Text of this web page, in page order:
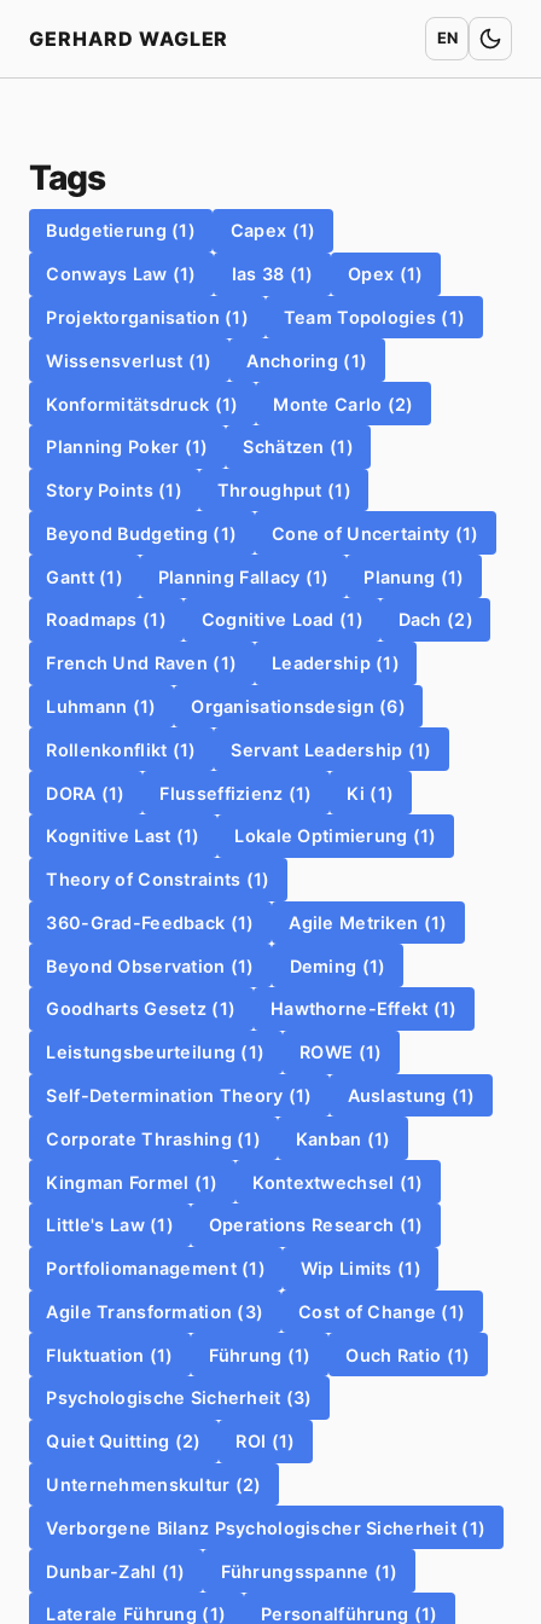
GERHARD WAGLER EN
Tags
Budgetierung (1) Capex (1)
Conways Law (1) Ias 38 (1) Opex (1)
Projektorganisation (1) Team Topologies (1)
Wissensverlust (1) Anchoring (1)
Konformitätsdruck (1) Monte Carlo (2)
Planning Poker (1) Schätzen (1)
Story Points (1) Throughput (1)
Beyond Budgeting (1) Cone of Uncertainty (1)
Gantt (1) Planning Fallacy (1) Planung (1)
Roadmaps (1) Cognitive Load (1) Dach (2)
French Und Raven (1) Leadership (1)
Luhmann (1) Organisationsdesign (6)
Rollenkonflikt (1) Servant Leadership (1)
DORA (1) Flusseffizienz (1) Ki (1)
Kognitive Last (1) Lokale Optimierung (1)
Theory of Constraints (1)
360-Grad-Feedback (1) Agile Metriken (1)
Beyond Observation (1) Deming (1)
Goodharts Gesetz (1) Hawthorne-Effekt (1)
Leistungsbeurteilung (1) ROWE (1)
Self-Determination Theory (1) Auslastung (1)
Corporate Thrashing (1) Kanban (1)
Kingman Formel (1) Kontextwechsel (1)
Little's Law (1) Operations Research (1)
Portfoliomanagement (1) Wip Limits (1)
Agile Transformation (3) Cost of Change (1)
Fluktuation (1) Führung (1) Ouch Ratio (1)
Psychologische Sicherheit (3)
Quiet Quitting (2) ROI (1)
Unternehmenskultur (2)
Verborgene Bilanz Psychologischer Sicherheit (1)
Dunbar-Zahl (1) Führungsspanne (1)
Laterale Führung (1) Personalführung (1)